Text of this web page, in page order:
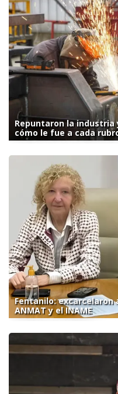
Repuntaron la
cómo le fue a cada
Fentanilo: excarcelaron
ANMAT y el INAME